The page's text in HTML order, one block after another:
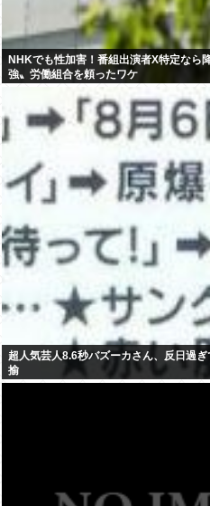
NHKでも性加害！番組出演者X特定なら
強〟労働組合を頼ったワケ
超人気芸人8.6秒バズーカさん、反日過
揄